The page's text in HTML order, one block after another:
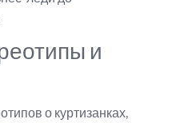
и
о куртизанках,